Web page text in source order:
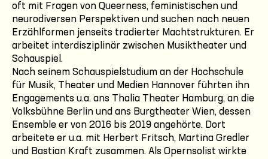
oft mit Fragen von Queerness, feministischen und
neurodiversen Perspektiven und suchen nach neuen
Erzählformen jenseits tradierter Machtstrukturen. Er
arbeitet interdisziplinär zwischen Musiktheater und
Schauspiel.
Nach seinem Schauspielstudium an der Hochschule
für Musik, Theater und Medien Hannover führten ihn
Engagements u.a. ans Thalia Theater Hamburg, an die
Volksbühne Berlin und ans Burgtheater Wien, dessen
Ensemble er von 2016 bis 2019 angehörte. Dort
arbeitete er u.a. mit Herbert Fritsch, Martina Gredler
und Bastian Kraft zusammen. Als Opernsolist wirkte